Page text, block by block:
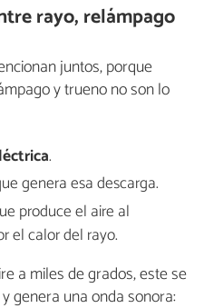
rayo, relámpago
juntos, porque
y trueno no son lo
.
genera esa descarga.
produce el aire al
el calor del rayo.
a miles de grados, este se
genera una onda sonora: